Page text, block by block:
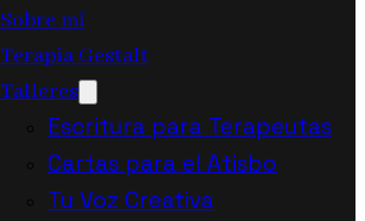
Sobre mí
Terapia Gestalt
Talleres
Escritura para Terapeutas
Cartas para el Atisbo
Tu Voz Creativa